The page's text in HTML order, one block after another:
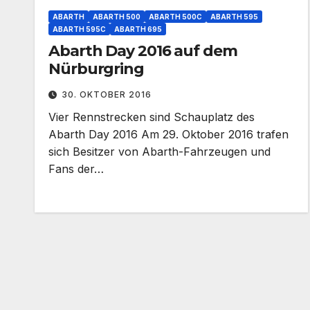
ABARTH ABARTH 500 ABARTH 500C
ABARTH 595
ABARTH 595C
ABARTH 695
Abarth Day 2016 auf dem
Nürburgring
30. OKTOBER 2016
Vier Rennstrecken sind Schauplatz des
Abarth Day 2016 Am 29. Oktober 2016 trafen
sich Besitzer von Abarth-Fahrzeugen und
Fans der…